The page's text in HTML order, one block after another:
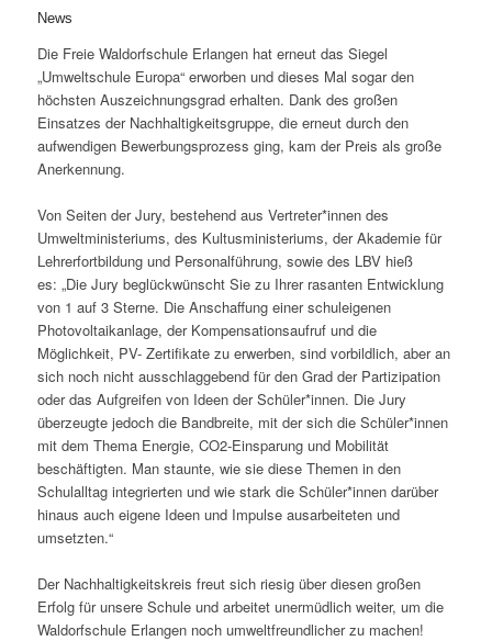
News
Die Freie Waldorfschule Erlangen hat erneut das Siegel
„Umweltschule Europa“ erworben und dieses Mal sogar den
höchsten Auszeichnungsgrad erhalten. Dank des großen
Einsatzes der Nachhaltigkeitsgruppe, die erneut durch den
aufwendigen Bewerbungsprozess ging, kam der Preis als große
Anerkennung.
Von Seiten der Jury, bestehend aus Vertreter*innen des
Umweltministeriums, des Kultusministeriums, der Akademie für
Lehrerfortbildung und Personalführung, sowie des LBV hieß
es: „Die Jury beglückwünscht Sie zu Ihrer rasanten Entwicklung
von 1 auf 3 Sterne. Die Anschaffung einer schuleigenen
Photovoltaikanlage, der Kompensationsaufruf und die
Möglichkeit, PV- Zertifikate zu erwerben, sind vorbildlich, aber an
sich noch nicht ausschlaggebend für den Grad der Partizipation
oder das Aufgreifen von Ideen der Schüler*innen. Die Jury
überzeugte jedoch die Bandbreite, mit der sich die Schüler*innen
mit dem Thema Energie, CO2-Einsparung und Mobilität
beschäftigten. Man staunte, wie sie diese Themen in den
Schulalltag integrierten und wie stark die Schüler*innen darüber
hinaus auch eigene Ideen und Impulse ausarbeiteten und
umsetzten.“
Der Nachhaltigkeitskreis freut sich riesig über diesen großen
Erfolg für unsere Schule und arbeitet unermüdlich weiter, um die
Waldorfschule Erlangen noch umweltfreundlicher zu machen!